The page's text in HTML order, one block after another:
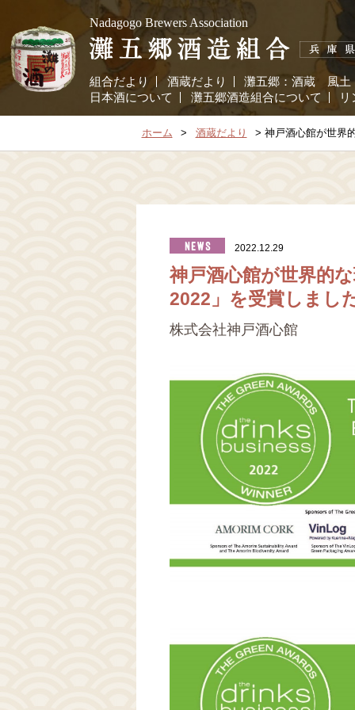
Nadagogo Brewers Association
組合だより 酒蔵だより 灘五郷：酒蔵
風土
日本酒について
灘五郷酒造組合について リ
ホーム 酒蔵だより 神戸酒心館が世界
2022.12.29
神戸酒心館が世界的
2022」を受賞しまし
株式会社神戸酒心館